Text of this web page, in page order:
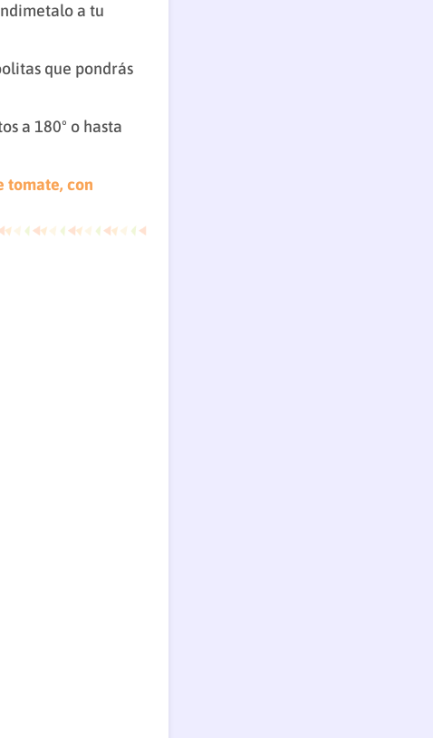
a tu
que pondrás
a 180º o hasta
tomate, con